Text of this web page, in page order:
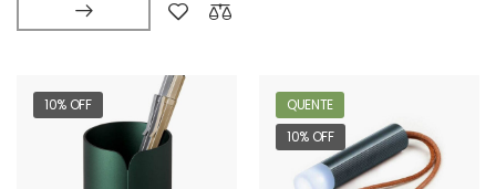
10% OFF
QUENTE
10% OFF